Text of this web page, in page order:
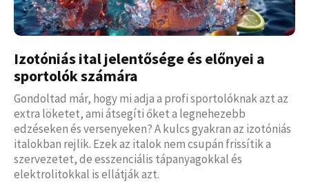
Izotóniás ital jelentősége és előnyei a
sportolók számára
Gondoltad már, hogy mi adja a profi sportolóknak azt az
extra löketet, ami átsegíti őket a legnehezebb
edzéseken és versenyeken? A kulcs gyakran az izotóniás
italokban rejlik. Ezek az italok nem csupán frissítik a
szervezetet, de esszenciális tápanyagokkal és
elektrolitokkal is ellátják azt.